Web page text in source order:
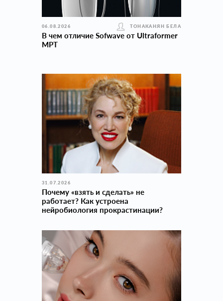
06.08.2026 ТОНАКАНЯН БЕЛА
В чем отличие Sofwave от Ultraformer
MPT
31.07.2026
Почему «взять и сделать» не
работает? Как устроена
нейробиология прокраcтинации?